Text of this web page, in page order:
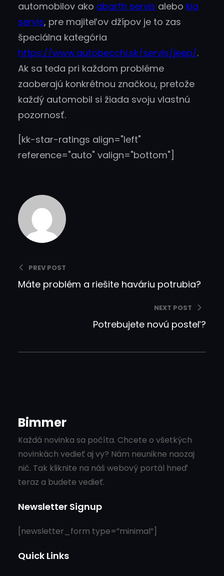
automobilov ako abarth servis alebo kia
servis, pre majiteľov džípov je to zas
špeciálna kategória
https://www.autobecchi.sk/servis/jeep/.
Ak sa teda pri každom probléme
zaoberajú konkrétnou značkou, pretože
každý automobil si žiada svoju vlastnú
pozornosť.
[kk-star-ratings align="left"
reference="auto" valign="bottom"]
PREV POST
Máte problém a riešite haváriu potrubia?
NEXT POST
Potrebujete novú posteľ?
Bimmer
Každá novinka sa počíta. Chcete o všetkých
novinkách vedieť aj vy? Nám neunikne naozaj
nič. Tak kliknite na náš webový portál hneď
teraz a budete vedieť.
Newsletter Signup
[newsletter_form type=”minimal”]
Quick Links